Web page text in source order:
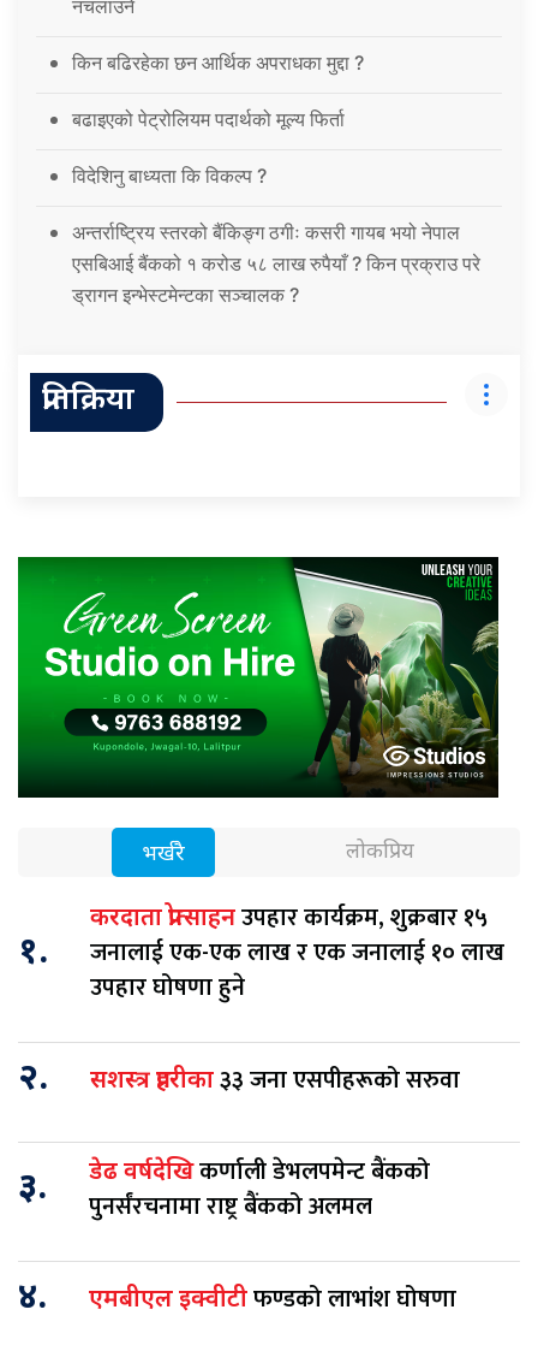
नचलाउने
किन बढिरहेका छन आर्थिक अपराधका मुद्दा ?
बढाइएको पेट्रोलियम पदार्थको मूल्य फिर्ता
विदेशिनु बाध्यता कि विकल्प ?
अन्तर्राष्ट्रिय स्तरको बैंकिङ्ग ठगीः कसरी गायब भयो नेपाल
एसबिआई बैंकको १ करोड ५८ लाख रुपैयाँ ? किन प्रक्राउ परे
ड्रागन इन्भेस्टमेन्टका सञ्चालक ?
प्रतिक्रिया
भर्खरै लोकप्रिय
१.
करदाता प्रोत्साहनउपहार कार्यक्रम, शुक्रबार १५
जनालाई एक-एक लाख र एक जनालाई १० लाख
उपहार घोषणा हुने
२. सशस्त्र प्रहरीका३३ जना एसपीहरूको सरुवा
३. डेढ वर्षदेखिकर्णाली डेभलपमेन्ट बैंकको
पुनर्संरचनामा राष्ट्र बैंकको अलमल
४. एमबीएल इक्वीटीफण्डको लाभांश घोषणा